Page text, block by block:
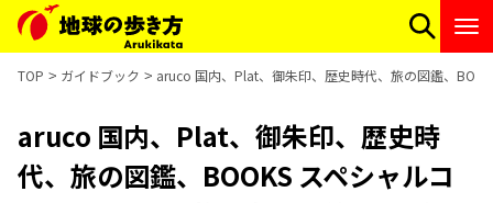
TOP ガイドブック aruco 国内、Plat、御朱印、歴史時代、旅の図鑑、
aruco 国内、Plat、御朱印、歴史時
代、旅の図鑑、BOOKS スペシャルコ